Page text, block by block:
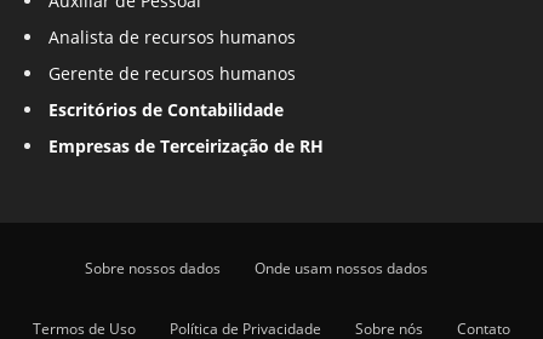
Analista de recursos humanos
Gerente de recursos humanos
Escritórios de Contabilidade
Empresas de Terceirização de RH
Sobre nossos dados Onde usam nossos dados
Termos de Uso Política de Privacidade Sobre nós Contato